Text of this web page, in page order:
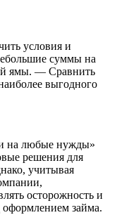
условия и
суммы на
ямы. — Сравнить
выгодного
на любые нужды»
решения для
учитывая
осторожность и
оформлением займа.